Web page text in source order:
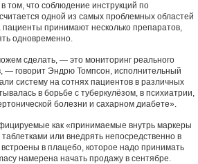
том, что соблюдение инструкций по
одной из самых проблемных областей
принимают несколько препаратов,
одновременно.
сделать, — это мониторинг реального
— говорит Эндрю Томпсон, исполнительный
систему на сотнях пациентов в различных
в борьбе с туберкулёзом, в психиатрии,
болезни и сахарном диабете».
как «принимаемые внутрь маркеры
или внедрять непосредственно в
в плацебо, которое надо принимать
намерена начать продажу в сентябре.